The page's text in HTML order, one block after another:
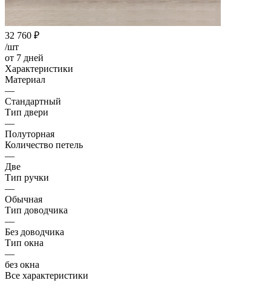
32 760 ₽
/шт
от 7 дней
Характеристики
Материал
—
Стандартный
Тип двери
—
Полуторная
Количество петель
—
Две
Тип ручки
—
Обычная
Тип доводчика
—
Без доводчика
Тип окна
—
без окна
Все характеристики